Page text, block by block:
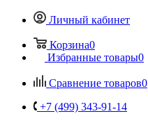
Личный кабинет
Корзина0
Избранные товары0
Сравнение товаров0
+7 (499) 343-91-14